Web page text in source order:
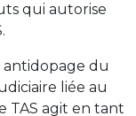
qui autorise
du
liée au
TAS agit en tant